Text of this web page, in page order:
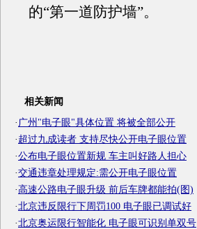
的“第一道防护墙”。
相关新闻
· 广州"电子眼"具体位置 将被全部公开
·超过九成读者 支持尽快公开电子眼位置
·公布电子眼位置新规 车主叫好路人担心
·交通违章处理规定:需公开电子眼位置
·高速公路电子眼升级 前后车牌都能拍(图)
·北京违反限行下周罚100 电子眼已调试好
·北京奥运限行智能化 电子眼可识别单双号